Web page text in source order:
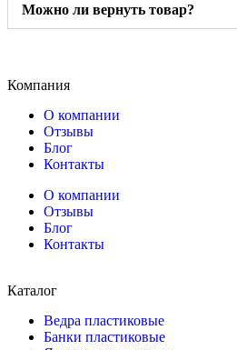
Можно ли вернуть товар?
Компания
О компании
Отзывы
Блог
Контакты
О компании
Отзывы
Блог
Контакты
Каталог
Ведра пластиковые
Банки пластиковые